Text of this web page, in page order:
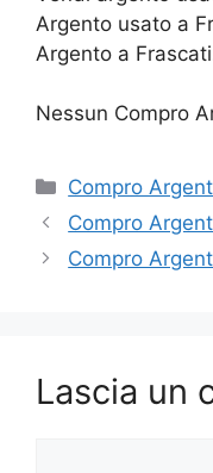
Argento usato a
Argento a
Nessun Compro
Categorie
Compro
Compro
Compro
Lascia un